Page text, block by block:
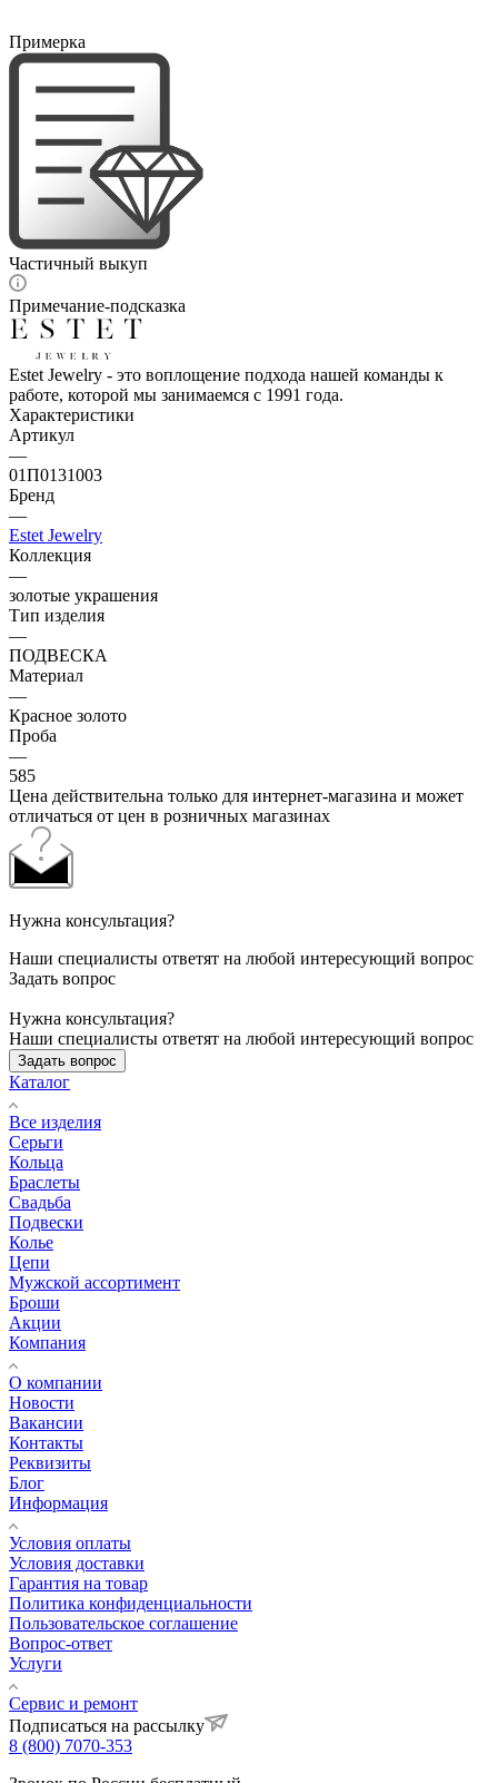
Примерка
Частичный выкуп
Примечание-подсказка
Estet Jewelry - это воплощение подхода нашей команды к
работе, которой мы занимаемся с 1991 года.
Характеристики
Артикул
—
01П0131003
Бренд
—
Estet Jewelry
Коллекция
—
золотые украшения
Тип изделия
—
ПОДВЕСКА
Материал
—
Красное золото
Проба
—
585
Цена действительна только для интернет-магазина и может
отличаться от цен в розничных магазинах
Нужна консультация?
Наши специалисты ответят на любой интересующий вопрос
Задать вопрос
Нужна консультация?
Наши специалисты ответят на любой интересующий вопрос
Задать вопрос
Каталог
Все изделия
Серьги
Кольца
Браслеты
Свадьба
Подвески
Колье
Цепи
Мужской ассортимент
Броши
Акции
Компания
О компании
Новости
Вакансии
Контакты
Реквизиты
Блог
Информация
Условия оплаты
Условия доставки
Гарантия на товар
Политика конфиденциальности
Пользовательское соглашение
Вопрос-ответ
Услуги
Сервис и ремонт
Подписаться на рассылку
8 (800) 7070-353